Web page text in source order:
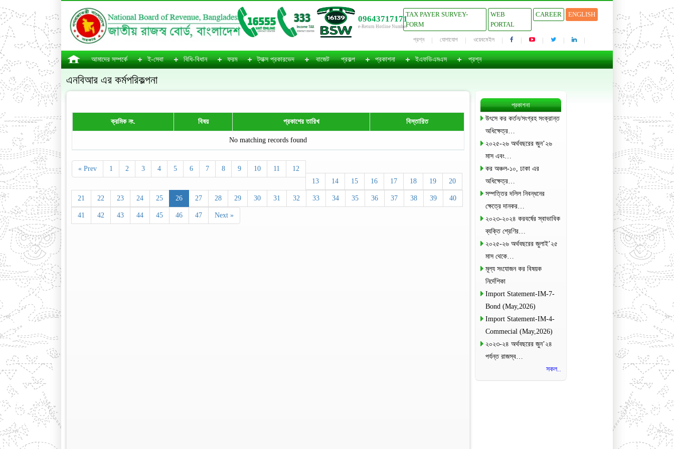
09643717171
e-Return Hotline Number
TAX PAYER SURVEY-
FORM
WEB
PORTAL
CAREER ENGLISH
প্রশ্ন যোগাযোগ ওয়েবমেইল
আমাদের সম্পর্কে ই-সেবা বিধি-বিধান ফরম ট্যাক্স প্রকারভেদ বাজেট প্রকল্প প্রকাশনা ইএফডিএমএস প্রশ্ন
এনবিআর এর কর্মপরিকল্পনা
ক্রমিক নং. বিষয় প্রকাশের তারিখ বিস্তারিত
No matching records found
« Prev 1 2 3 4 5 6 7 8 9 10 11
12
13
14 15 16 17 18 19 20
21 22 23 24 25 26 27 28 29 30 31 32 33 34 35 36 37 38 39 40
41 42 43 44 45 46 47 Next »
প্রকাশনা
উৎসে কর কর্তন/সংগ্রহ সংক্রান্ত
অধিক্ষেত্র…
২০২৫-২৬ অর্থবছরের জুন’২৬
মাস এবং…
কর অঞ্চল-১০, ঢাকা এর
অধিক্ষেত্র…
সম্পত্তির দলিল নিবন্ধনের
ক্ষেত্রে দানকর…
২০২৩-২০২৪ করবর্ষের স্বাভাবিক
ব্যক্তি শ্রেণির…
২০২৫-২৬ অর্থবছরের জুলাই’২৫
মাস থেকে…
মূল্য সংযোজন কর বিষয়ক
নির্দেশিকা
Import Statement-IM-7-
Bond (May,2026)
Import Statement-IM-4-
Commecial (May,2026)
২০২৩-২৪ অর্থবছরের জুন’২৪
পর্যন্ত রাজস্ব…
সকল..